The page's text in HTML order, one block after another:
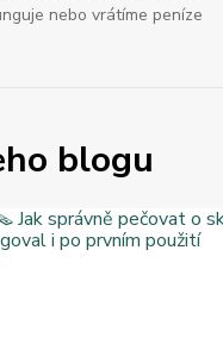
nebo vrátíme peníze
blogu